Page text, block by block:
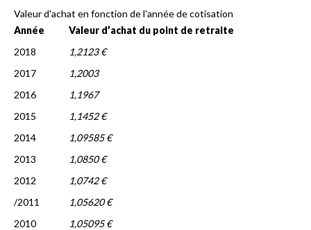
Valeur d'achat en fonction de l'année de cotisation
Année
Valeur d’achat du point de retraite
2018
1,2123 €
2017
1,2003
2016
1,1967
2015
1,1452 €
2014
1,09585 €
2013
1,0850 €
2012
1,0742 €
/2011
1,05620 €
2010
1,05095 €